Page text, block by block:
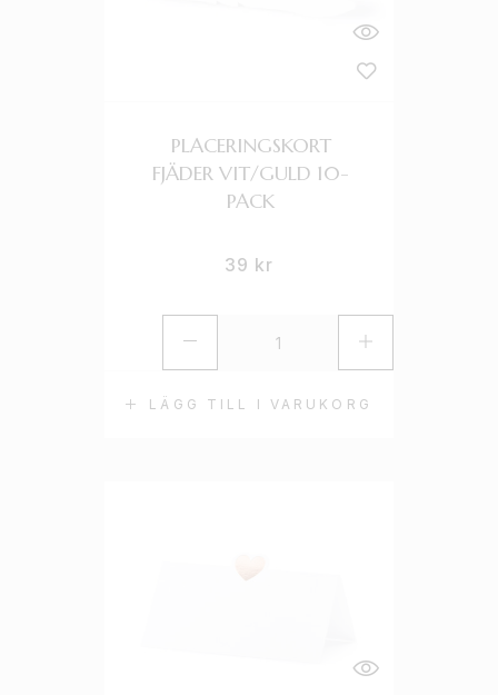
LÄGG TILL I VARUKORG
PLACERINGSKORT
FJÄDER VIT/GULD 10-
PACK
39 kr